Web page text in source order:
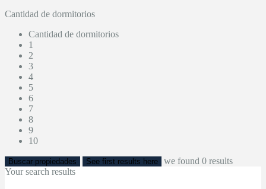
Cantidad de dormitorios
Cantidad de dormitorios
1
2
3
4
5
6
7
8
9
10
Buscar propiedades See first results here we found 0 results
Your search results